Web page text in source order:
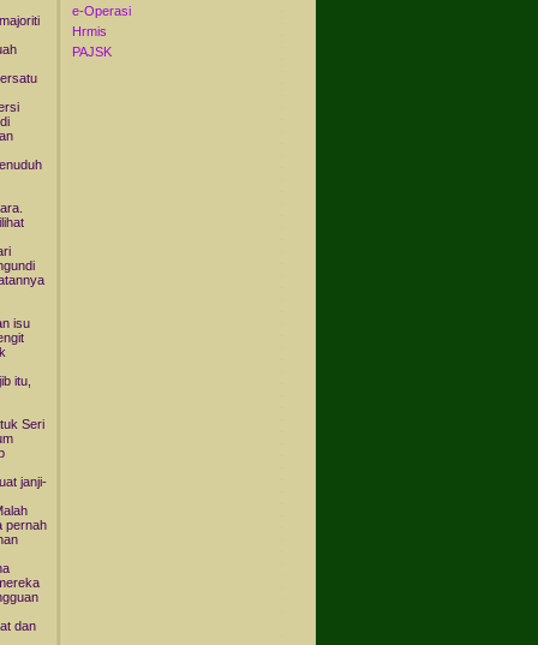
isu
itu,
Seri
janji-
pernah
dan
e-Operasi
Hrmis
PAJSK